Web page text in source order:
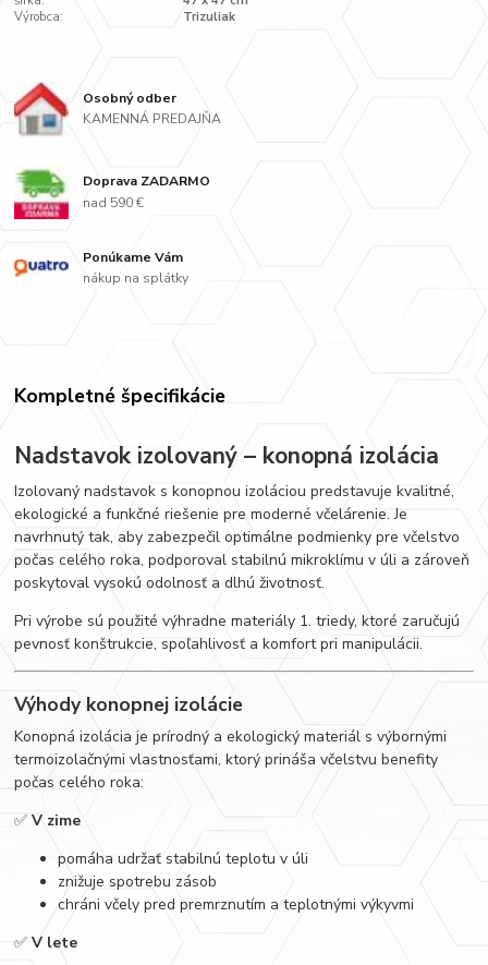
Výrobca:
Trizuliak
Osobný odber
KAMENNÁ PREDAJŇA
Doprava ZADARMO
nad 590 €
Ponúkame Vám
nákup na splátky
Kompletné špecifikácie
Nadstavok izolovaný – konopná izolácia
Izolovaný nadstavok s konopnou izoláciou predstavuje kvalitné,
ekologické a funkčné riešenie pre moderné včelárenie. Je
navrhnutý tak, aby zabezpečil optimálne podmienky pre včelstvo
počas celého roka, podporoval stabilnú mikroklímu v úli a zároveň
poskytoval vysokú odolnosť a dlhú životnosť.
Pri výrobe sú použité výhradne materiály 1. triedy, ktoré zaručujú
pevnosť konštrukcie, spoľahlivosť a komfort pri manipulácii.
Výhody konopnej izolácie
Konopná izolácia je prírodný a ekologický materiál s výbornými
termoizolačnými vlastnosťami, ktorý prináša včelstvu benefity
počas celého roka:
✅V zime
pomáha udržať stabilnú teplotu v úli
znižuje spotrebu zásob
chráni včely pred premrznutím a teplotnými výkyvmi
✅V lete